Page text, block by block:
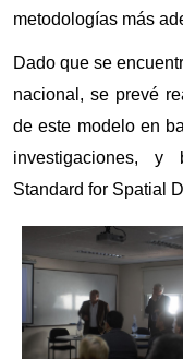
metodologías más
Dado que se
nacional, se prevé
de este modelo en
investigaciones, y
Standard for Spatial